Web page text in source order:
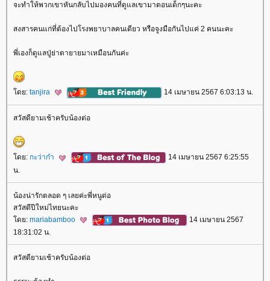
จะทำให้พวกเขาหันกลับไปมองคนที่ดูแลเขามาตอนเด็กๆนะคะ
สงสารคนแก่ที่ต้องไปโรงพยาบาลคนเดียว หรือจูงมือกันไปแค่ 2 คนนะคะ
พี่เองก็ดูแลปู่ย่าตายายมาเหมือนกันค่ะ
ดย: tanjira 14 เมษายน 2567 6:03:13 น.
สวัสดียามเช้าครับน้องต่อ
ดย: กะว่าก๋า
14 เมษายน 2567 6:25:55
น.
น้องน่ารักตลอด ๆ เลยค่ะพี่หนูต่อ
สวัสดีปีใหม่ไทยนะคะ
ดย: mariabamboo
14 เมษายน 2567
18:31:02 น.
สวัสดียามเช้าครับน้องต่อ